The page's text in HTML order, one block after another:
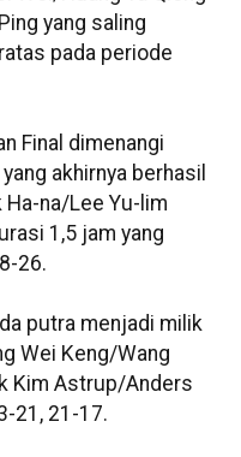
yang saling
pada periode
Final dimenangi
akhirnya berhasil
Ha-na/Lee Yu-lim
1,5 jam yang
26.
putra menjadi milik
Wei Keng/Wang
Kim Astrup/Anders
21, 21-17.